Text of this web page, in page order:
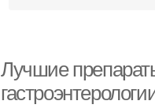
Лучшие